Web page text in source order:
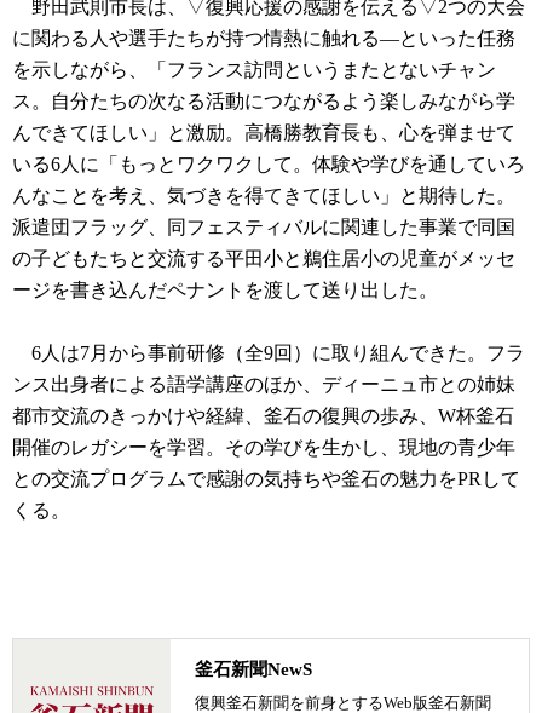
野田武則市長は、▽復興応援の感謝を伝える▽2つの大会
に関わる人や選手たちが持つ情熱に触れる―といった任務
を示しながら、「フランス訪問というまたとないチャン
ス。自分たちの次なる活動につながるよう楽しみながら学
んできてほしい」と激励。高橋勝教育長も、心を弾ませて
いる6人に「もっとワクワクして。体験や学びを通していろ
んなことを考え、気づきを得てきてほしい」と期待した。
派遣団フラッグ、同フェスティバルに関連した事業で同国
の子どもたちと交流する平田小と鵜住居小の児童がメッセ
ージを書き込んだペナントを渡して送り出した。
6人は7月から事前研修（全9回）に取り組んできた。フラ
ンス出身者による語学講座のほか、ディーニュ市との姉妹
都市交流のきっかけや経緯、釜石の復興の歩み、W杯釜石
開催のレガシーを学習。その学びを生かし、現地の青少年
との交流プログラムで感謝の気持ちや釜石の魅力をPRして
くる。
釜石新聞NewS
復興釜石新聞を前身とするWeb版釜石新聞